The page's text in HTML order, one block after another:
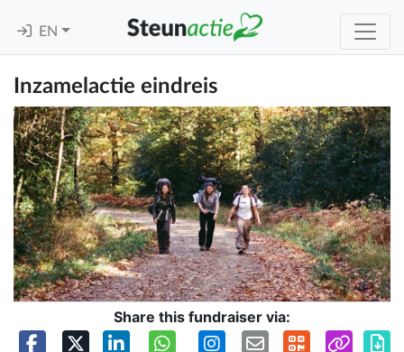
EN
Inzamelactie eindreis
Share this fundraiser via: